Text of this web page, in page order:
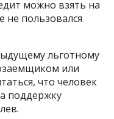
можно взять на
не пользовался
льготному
или
что человек
поддержку